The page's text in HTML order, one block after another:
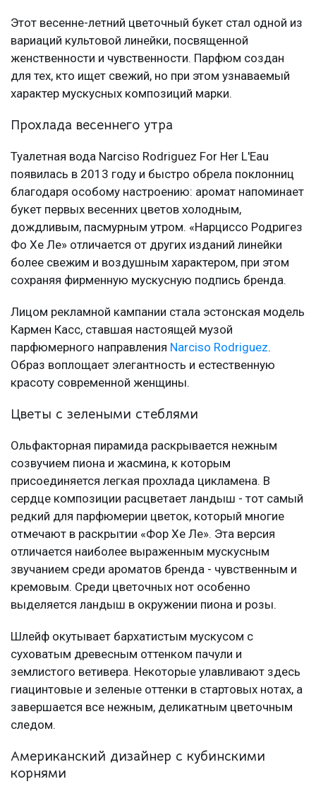
Этот весенне-летний цветочный букет стал одной из
вариаций культовой линейки, посвященной
женственности и чувственности. Парфюм создан
для тех, кто ищет свежий, но при этом узнаваемый
характер мускусных композиций марки.
Прохлада весеннего утра
Туалетная вода Narciso Rodriguez For Her L'Eau
появилась в 2013 году и быстро обрела поклонниц
благодаря особому настроению: аромат напоминает
букет первых весенних цветов холодным,
дождливым, пасмурным утром. «Нарциссо Родригез
Фо Хе Ле» отличается от других изданий линейки
более свежим и воздушным характером, при этом
сохраняя фирменную мускусную подпись бренда.
Лицом рекламной кампании стала эстонская модель
Кармен Касс, ставшая настоящей музой
парфюмерного направления Narciso Rodriguez.
Образ воплощает элегантность и естественную
красоту современной женщины.
Цветы с зелеными стеблями
Ольфакторная пирамида раскрывается нежным
созвучием пиона и жасмина, к которым
присоединяется легкая прохлада цикламена. В
сердце композиции расцветает ландыш - тот самый
редкий для парфюмерии цветок, который многие
отмечают в раскрытии «Фор Хе Ле». Эта версия
отличается наиболее выраженным мускусным
звучанием среди ароматов бренда - чувственным и
кремовым. Среди цветочных нот особенно
выделяется ландыш в окружении пиона и розы.
Шлейф окутывает бархатистым мускусом с
суховатым древесным оттенком пачули и
землистого ветивера. Некоторые улавливают здесь
гиацинтовые и зеленые оттенки в стартовых нотах, а
завершается все нежным, деликатным цветочным
следом.
Американский дизайнер с кубинскими
корнями